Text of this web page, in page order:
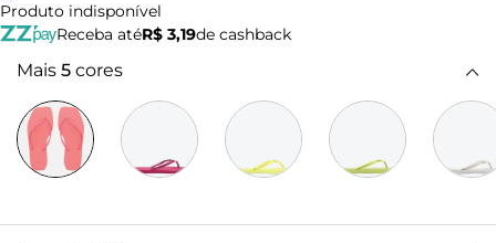
Produto indisponível
Receba atéR$ 3,19de cashback
Mais 5 cores